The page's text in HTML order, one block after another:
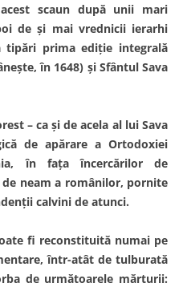
scaun după unii mari
de şi mai vrednicii ierarhi
tipări prima ediţie integrală
în 1648) şi Sfântul Sava
– ca şi de acela al lui Sava
de apărare a Ortodoxiei
în faţa încercărilor de
neam a românilor, pornite
calvini de atunci.
fi reconstituită numai pe
într-atât de tulburată
de următoarele mărturii: